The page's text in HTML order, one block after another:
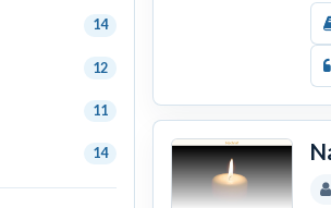
14
12
11
14